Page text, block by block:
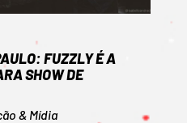
FUZZLY É A
SHOW DE
& Mídia